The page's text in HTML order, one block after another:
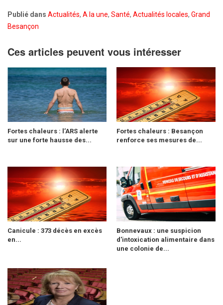
Publié dans Actualités, A la une, Santé, Actualités locales, Grand
Besançon
Ces articles peuvent vous intéresser
Fortes chaleurs : l’ARS alerte
sur une forte hausse des...
Fortes chaleurs : Besançon
renforce ses mesures de...
Canicule : 373 décès en excès
en...
Bonnevaux : une suspicion
d'intoxication alimentaire dans
une colonie de...